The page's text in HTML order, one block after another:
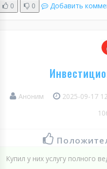
0 0 Добавить
Аноним 2025-09-17
Купил у них услугу полного